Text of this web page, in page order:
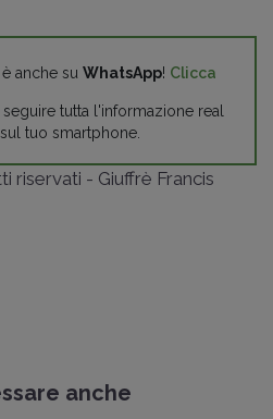
è anche su WhatsApp! Clicca
tutta l'informazione real
tuo smartphone.
riservati - Giuffrè Francis
anche